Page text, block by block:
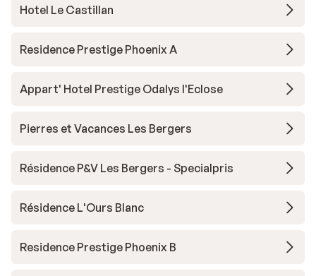
Hotel Le Castillan
Residence Prestige Phoenix A
Appart' Hotel Prestige Odalys l'Eclose
Pierres et Vacances Les Bergers
Résidence P&V Les Bergers - Specialpris
Résidence L'Ours Blanc
Residence Prestige Phoenix B